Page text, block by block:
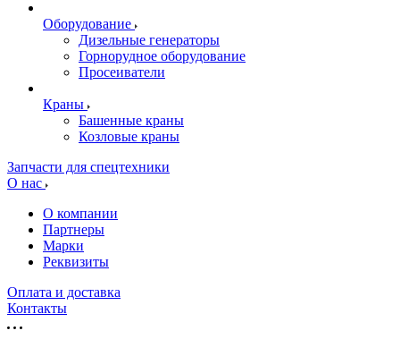
Оборудование
Дизельные генераторы
Горнорудное оборудование
Просеиватели
Краны
Башенные краны
Козловые краны
Запчасти для спецтехники
О нас
О компании
Партнеры
Марки
Реквизиты
Оплата и доставка
Контакты